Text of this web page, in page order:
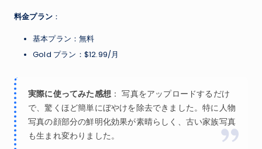
料金プラン ：
基本プラン：無料
Gold プラン：$12.99/月
実際に使ってみた感想 ： 写真をアップロードするだけ
で、驚くほど簡単にぼやけを除去できました。特に人物
写真の顔部分の鮮明化効果が素晴らしく、古い家族写真
も生まれ変わりました。